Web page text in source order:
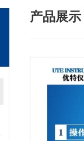
产品展示